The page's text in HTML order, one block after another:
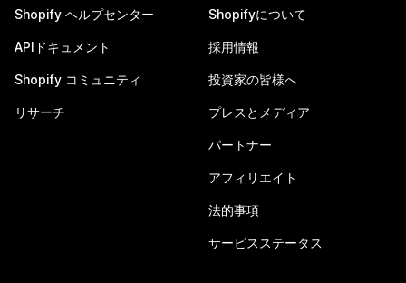
Shopify ヘルプセンター
APIドキュメント
Shopify コミュニティ
リサーチ
Shopifyについて
採用情報
投資家の皆様へ
プレスとメディア
パートナー
アフィリエイト
法的事項
サービスステータス